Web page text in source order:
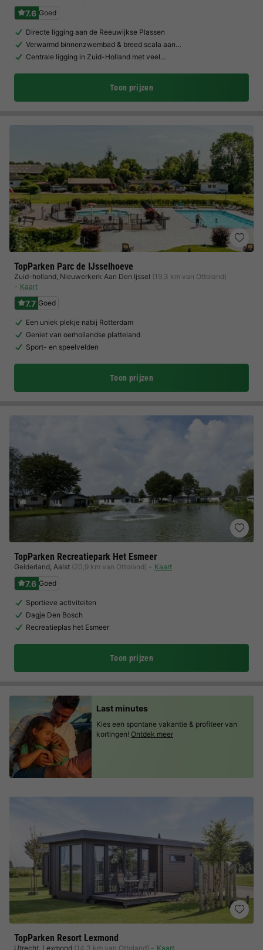
7.6 Goed
Directe ligging aan de Reeuwijkse Plassen
Verwarmd binnenzwembad & breed scala aan…
Centrale ligging in Zuid-Holland met veel…
Toon prijzen
TopParken Parc de IJsselhoeve
Zuid-holland, Nieuwerkerk Aan Den Ijssel (19,3 km van Ottoland)
Kaart
7.7 Goed
Een uniek plekje nabij Rotterdam
Geniet van oerhollandse platteland
Sport- en speelvelden
Toon prijzen
TopParken Recreatiepark Het Esmeer
Gelderland, Aalst (20,9 km van Ottoland) Kaart
7.6 Goed
Sportieve activiteiten
Dagje Den Bosch
Recreatieplas het Esmeer
Toon prijzen
TopParken Resort Lexmond
Utrecht Lexmond (14,3 km van Ottoland) Kaart
Last minutes
Kies een spontane vakantie & profiteer van
kortingen! Ontdek meer